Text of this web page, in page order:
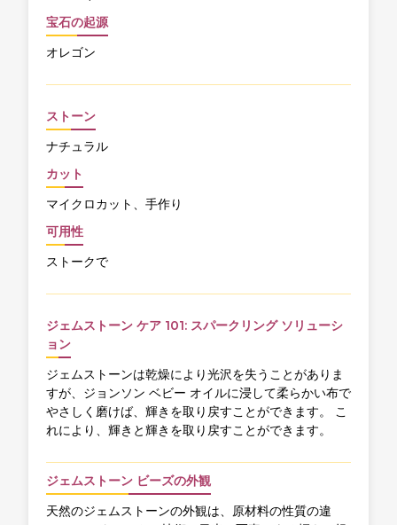
宝石の起源
オレゴン
ストーン
ナチュラル
カット
マイクロカット、手作り
可用性
ストークで
ジェムストーン ケア 101: スパークリング ソリューシ
ョン
ジェムストーンは乾燥により光沢を失うことがありま
すが、ジョンソン ベビー オイルに浸して柔らかい布で
やさしく磨けば、輝きを取り戻すことができます。 こ
れにより、輝きと輝きを取り戻すことができます。
ジェムストーン ビーズの外観
天然のジェムストーンの外観は、原材料の性質の違